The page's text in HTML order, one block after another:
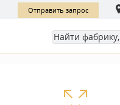
Отправить запрос